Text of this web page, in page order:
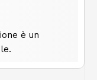
è un